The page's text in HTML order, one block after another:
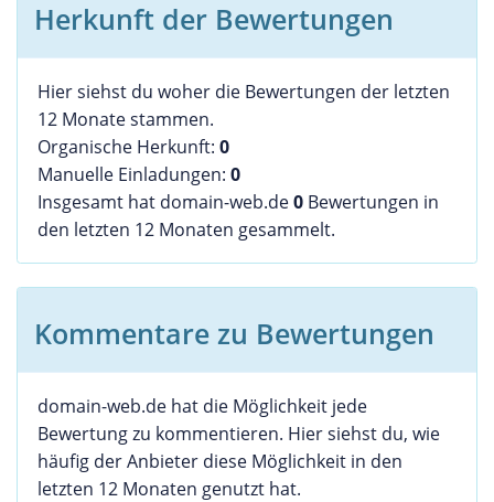
Herkunft der Bewertungen
Hier siehst du woher die Bewertungen der letzten
12 Monate stammen.
Organische Herkunft: 0
Manuelle Einladungen: 0
Insgesamt hat domain-web.de0Bewertungen in
den letzten 12 Monaten gesammelt.
Kommentare zu Bewertungen
domain-web.de hat die Möglichkeit jede
Bewertung zu kommentieren. Hier siehst du, wie
häufig der Anbieter diese Möglichkeit in den
letzten 12 Monaten genutzt hat.